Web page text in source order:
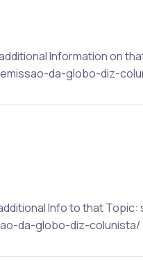
Information on
da-globo-diz-
Info to that
da-globo-diz-colunista/